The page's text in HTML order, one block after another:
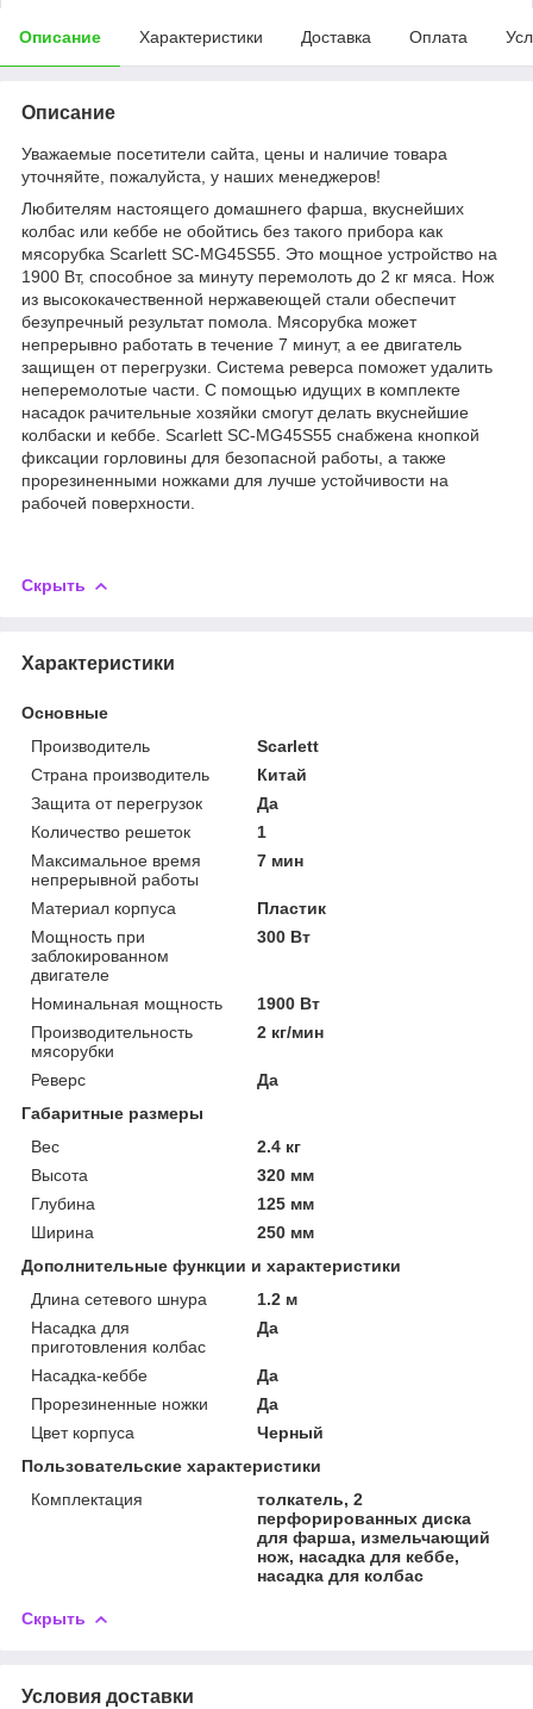
Описание Характеристики Доставка Оплата
Описание
Уважаемые посетители сайта, цены и наличие товара
уточняйте, пожалуйста, у наших менеджеров!
Любителям настоящего домашнего фарша, вкуснейших
колбас или кеббе не обойтись без такого прибора как
мясорубка Scarlett SC-MG45S55. Это мощное устройство на
1900 Вт, способное за минуту перемолоть до 2 кг мяса. Нож
из высококачественной нержавеющей стали обеспечит
безупречный результат помола. Мясорубка может
непрерывно работать в течение 7 минут, а ее двигатель
защищен от перегрузки. Система реверса поможет удалить
неперемолотые части. С помощью идущих в комплекте
насадок рачительные хозяйки смогут делать вкуснейшие
колбаски и кеббе. Scarlett SC-MG45S55 снабжена кнопкой
фиксации горловины для безопасной работы, а также
прорезиненными ножками для лучше устойчивости на
рабочей поверхности.
Скрыть
Характеристики
Основные
Производитель
Scarlett
Страна производитель
Китай
Защита от перегрузок
Да
Количество решеток
1
Максимальное время
непрерывной работы
7 мин
Материал корпуса
Пластик
Мощность при
заблокированном
двигателе
300 Вт
Номинальная мощность
1900 Вт
Производительность
мясорубки
2 кг/мин
Реверс
Да
Габаритные размеры
Вес
2.4 кг
Высота
320 мм
Глубина
125 мм
Ширина
250 мм
Дополнительные функции и характеристики
Длина сетевого шнура
1.2 м
Насадка для
приготовления колбас
Да
Насадка-кеббе
Да
Прорезиненные ножки
Да
Цвет корпуса
Черный
Пользовательские характеристики
Комплектация
толкатель, 2
перфорированных диска
для фарша, измельчающий
нож, насадка для кеббе,
насадка для колбас
Скрыть
Условия доставки